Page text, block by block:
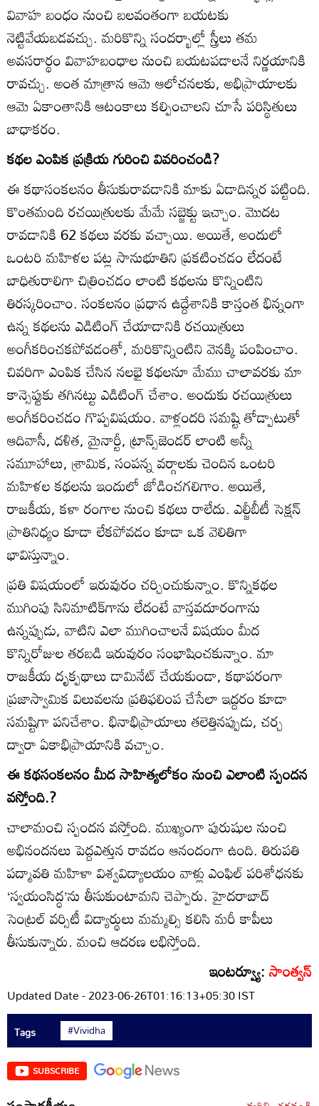
వివాహ బంధం నుంచి బలవంతంగా బయటకు
నెట్టివేయబడవచ్చు. మరికొన్ని సందర్భాల్లో స్త్రీలు తమ
అవసరార్థం వివాహబంధాల నుంచి బయటపడాలనే నిర్ణయానికి
రావచ్చు. అంత మాత్రాన ఆమె ఆలోచనలకు, అభిప్రాయాలకు
ఆమె ఏకాంతానికి ఆటంకాలు కల్పించాలని చూసే పరిస్థితులు
బాధాకరం.
కథల ఎంపిక ప్రక్రియ గురించి వివరించండి?
ఈ కథాసంకలనం తీసుకురావడానికి మాకు ఏడాదిన్నర పట్టింది.
కొంతమంది రచయిత్రులకు మేమే సబ్జెక్టు ఇచ్చాం. మొదట
రావడానికి 62 కథలు వరకు వచ్చాయి. అయితే, అందులో
ఒంటరి మహిళల పట్ల సానుభూతిని ప్రకటించడం లేదంటే
బాధితురాలిగా చిత్రించడం లాంటి కథలను కొన్నింటిని
తిరస్కరించాం. సంకలనం ప్రధాన ఉద్దేశానికి కాస్తంత భిన్నంగా
ఉన్న కథలను ఎడిటింగ్‌ చేయాడానికి రచయిత్రులు
అంగీకరించకపోవడంతో, మరికొన్నింటిని వెనక్కి పంపించాం.
చివరిగా ఎంపిక చేసిన నలభై కథలనూ మేము చాలావరకు మా
కాన్సెప్టుకు తగినట్టు ఎడిటింగ్‌ చేశాం. అందుకు రచయిత్రులు
అంగీకరించడం గొప్పవిషయం. వాళ్లందరి సమష్టి తోడ్పాటుతో
ఆదివాసీ, దళిత, మైనార్టీ, ట్రాన్స్‌జెండర్‌ లాంటి అన్నీ
సమూహాలు, శ్రామిక, సంపన్న వర్గాలకు చెందిన ఒంటరి
మహిళల కథలను ఇందులో జోడించగలిగాం. అయితే,
రాజకీయ, కళా రంగాల నుంచి కథలు రాలేదు. ఎల్జీబీటీ సెక్షన్‌
ప్రాతినిధ్యం కూడా లేకపోవడం కూడా ఒక వెలితిగా
భావిస్తున్నాం.
ప్రతి విషయంలో ఇరువురం చర్చించుకున్నాం. కొన్నికథల
ముగింపు సినిమాటిక్‌గాను లేదంటే వాస్తవదూరంగాను
ఉన్నప్పుడు, వాటిని ఎలా ముగించాలనే విషయం మీద
కొన్నిరోజుల తరబడి ఇరువురం సంభాషించకున్నాం. మా
రాజకీయ దృక్పథాలు డామినేట్‌ చేయకుండా, కథాపరంగా
ప్రజాస్వామిక విలువలను ప్రతిఫలింప చేసేలా ఇద్దరం కూడా
సమష్టిగా పనిచేశాం. భినాభిప్రాయాలు తలెత్తినప్పుడు, చర్చ
ద్వారా ఏకాభిప్రాయానికి వచ్చాం.
ఈ కథసంకలనం మీద సాహిత్యలోకం నుంచి ఎలాంటి స్పందన
వస్తోంది.?
చాలామంచి స్పందన వస్తోంది. ముఖ్యంగా పురుషుల నుంచి
అభినందనలు పెద్దఎత్తున రావడం ఆనందంగా ఉంది. తిరుపతి
పద్మావతి మహిళా విశ్వవిద్యాలయం వాళ్లు ఎంఫిల్‌ పరిశోధనకు
‘స్వయంసిద్ధ’ను తీసుకుంటామని చెప్పారు. హైదరాబాద్‌
సెంట్రల్‌ వర్సిటీ విద్యార్థులు మమ్మల్సి కలిసి మరీ కాపీలు
తీసుకున్నారు. మంచి ఆదరణ లభిస్తోంది.
ఇంటర్వ్యూ:సాంత్వన్‌
Updated Date - 2023-06-26T01:16:13+05:30 IST
Tags #Vividha
SUBSCRIBE